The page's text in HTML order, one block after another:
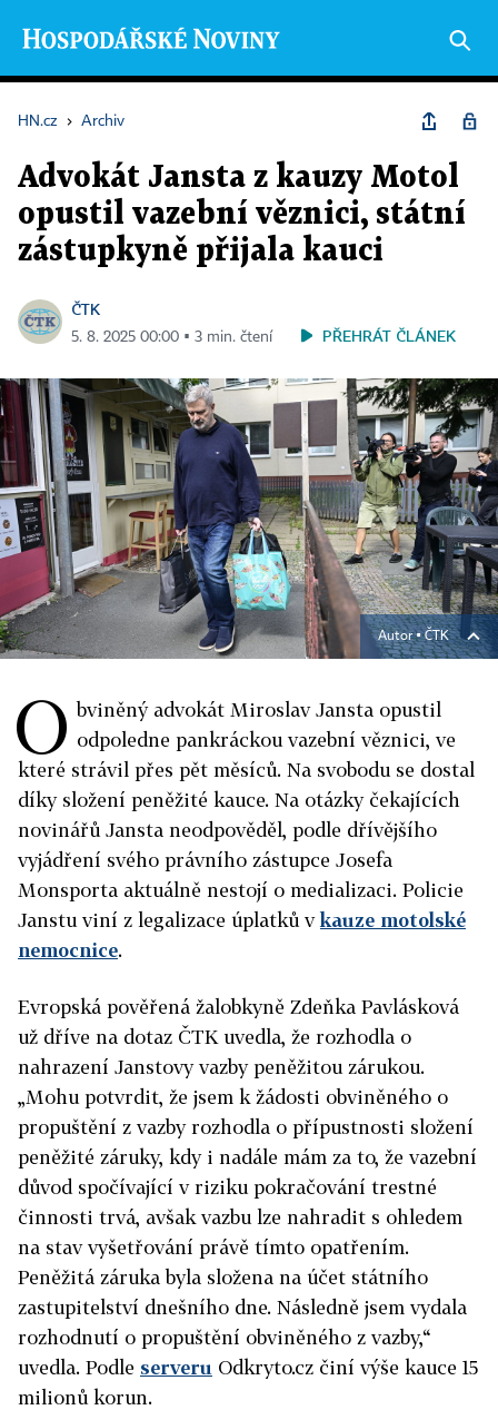
HN.cz › Archiv
Advokát Jansta z kauzy Motol
opustil vazební věznici, státní
zástupkyně přijala kauci
ČTK
5. 8. 2025 00:00 ▪ 3 min. čtení PŘEHRÁT ČLÁNEK
Autor ▪ČTK
O bviněný advokát Miroslav Jansta opustil
odpoledne pankráckou vazební věznici, ve
které strávil přes pět měsíců. Na svobodu se dostal
díky složení peněžité kauce. Na otázky čekajících
novinářů Jansta neodpověděl, podle dřívějšího
vyjádření svého právního zástupce Josefa
Monsporta aktuálně nestojí o medializaci. Policie
Janstu viní z legalizace úplatků vkauze motolské
nemocnice.
Evropská pověřená žalobkyně Zdeňka Pavlásková
už dříve na dotaz ČTK uvedla, že rozhodla o
nahrazení Janstovy vazby peněžitou zárukou.
„Mohu potvrdit, že jsem k žádosti obviněného o
propuštění z vazby rozhodla o přípustnosti složení
peněžité záruky, kdy i nadále mám za to, že vazební
důvod spočívající v riziku pokračování trestné
činnosti trvá, avšak vazbu lze nahradit s ohledem
na stav vyšetřování právě tímto opatřením.
Peněžitá záruka byla složena na účet státního
zastupitelství dnešního dne. Následně jsem vydala
rozhodnutí o propuštění obviněného z vazby,“
uvedla. Podle serveru Odkryto.cz činí výše kauce 15
milionů korun.